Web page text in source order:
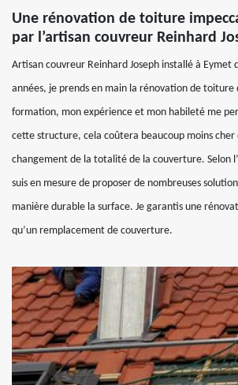
Une rénovation de toiture
par l’artisan couvreur Reinhard
Artisan couvreur Reinhard Joseph installé à Eymet
années, je prends en main la rénovation de toiture
formation, mon expérience et mon habileté me
cette structure, cela coûtera beaucoup moins cher
changement de la totalité de la couverture. Selon
suis en mesure de proposer de nombreuses
manière durable la surface. Je garantis une
qu’un remplacement de couverture.